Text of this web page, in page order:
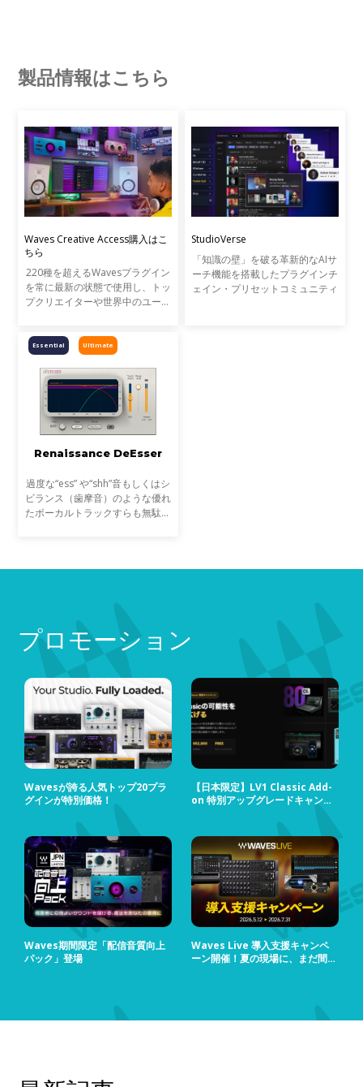
製品情報はこちら
Waves Creative Access購入はこ
ちら
220種を超えるWavesプラグイン
を常に最新の状態で使用し、トッ
プクリエイターや世界中のユーザ
の新しいプラグインのサブスクリ
全プラグインを使用できるWaves
Ultimate、110種のプラグインを
使用できるWaves Essentialの2つ
のラインナップで、1ヶ月から1
年まで使用したい期間に併せたプ
ランからご利用いただけます。
StudioVerse
「知識の壁」を破る革新的なAIサ
ーチ機能を搭載したプラグインチ
ェイン・プリセットコミュニティ
Ultimate
Essential
Renaissance DeEsser
過度な“ess” や“shh”音もしくはシ
ビランス（歯摩音）のような優れ
たボーカルトラックすらも無駄に
減少させ、ソースのインテグ
プロモーション
Wavesが誇る人気トップ20プラ
グインが特別価格！
【日本限定】LV1 Classic Add-
on 特別アップグレードキャンペ
Waves期間限定「配信音質向上
パック」登場
Waves Live 導入支援キャンペ
ーン開催！夏の現場に、まだ間に